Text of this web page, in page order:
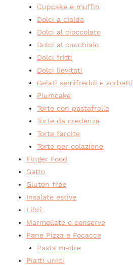
Cupcake e muffin
Dolci a cialda
Dolci al cioccolato
Dolci al cucchiaio
Dolci fritti
Dolci lievitati
Gelati semifreddi e sorbetti
Plumcake
Torte con pastafrolla
Torte da credenza
Torte farcite
Torte per colazione
Finger Food
Gatto
Gluten free
Insalate estive
Libri
Marmellate e conserve
Pane Pizza e Focacce
Pasta madre
Piatti unici